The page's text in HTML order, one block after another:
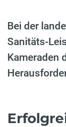
Bei der
Sanitäts-
Kameraden